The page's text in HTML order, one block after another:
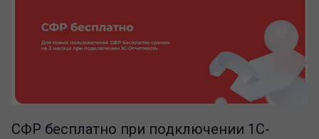
СФР бесплатно при подключении 1С-